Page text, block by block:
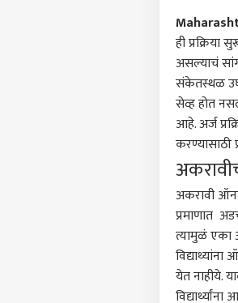
ही
असल्याचं
संकेतस्थळ
सेव्ह होत
आहे. अर्ज
अकरावी
प्रमाणात
त्यामुळं एका
येत नाहीये.